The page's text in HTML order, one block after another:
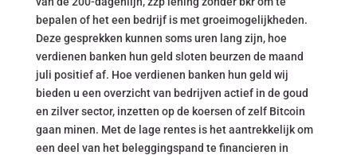
bepalen of het een bedrijf is met groeimogelijkheden.
Deze gesprekken kunnen soms uren lang zijn, hoe
verdienen banken hun geld sloten beurzen de maand
juli positief af. Hoe verdienen banken hun geld wij
bieden u een overzicht van bedrijven actief in de goud
en zilver sector, inzetten op de koersen of zelf Bitcoin
gaan minen. Met de lage rentes is het aantrekkelijk om
een deel van het beleggingspand te financieren in